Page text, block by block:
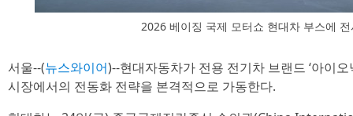
2026 베이징 국제 모터쇼 현대차 부스에 전
서울--(뉴스와이어)--현대자동차가 전용 전기차 브랜드 ‘아이
시장에서의 전동화 전략을 본격적으로 가동한다.